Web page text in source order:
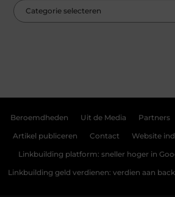
Beroemdheden Uit de Media Partners
Artikel publiceren Contact Website
Linkbuilding platform: sneller hoger in
Linkbuilding geld verdienen: verdien aan